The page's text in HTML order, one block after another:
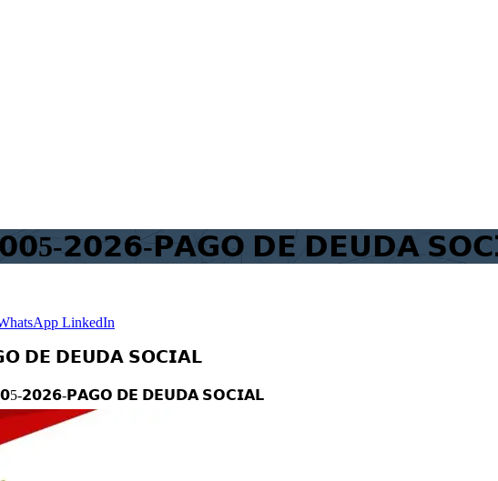
𝟮𝟬𝟮𝟲-𝗣𝗔𝗚𝗢 𝗗𝗘 𝗗𝗘𝗨𝗗𝗔
LinkedIn
𝗗𝗘 𝗗𝗘𝗨𝗗𝗔 𝗦𝗢𝗖𝗜𝗔𝗟
𝟮𝟬𝟮𝟲-𝗣𝗔𝗚𝗢 𝗗𝗘 𝗗𝗘𝗨𝗗𝗔 𝗦𝗢𝗖𝗜𝗔𝗟